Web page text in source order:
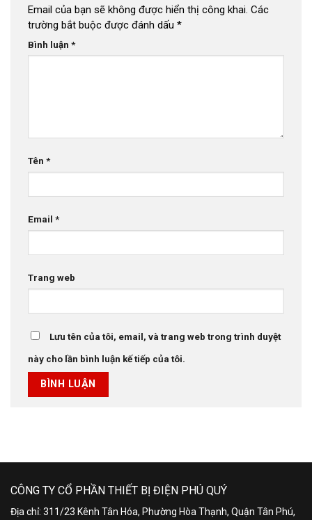
Email của bạn sẽ không được hiển thị công khai. Các
trường bắt buộc được đánh dấu *
Bình luận *
Tên *
Email *
Trang web
Lưu tên của tôi, email, và trang web trong trình duyệt
này cho lần bình luận kế tiếp của tôi.
CÔNG TY CỔ PHẦN THIẾT BỊ ĐIỆN PHÚ QUÝ
Địa chỉ: 311/23 Kênh Tân Hóa, Phường Hòa Thạnh, Quận Tân Phú,